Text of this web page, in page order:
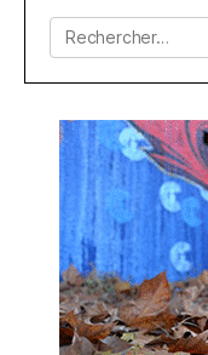
Rechercher :